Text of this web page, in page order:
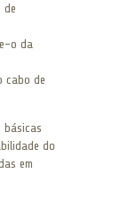
de
o da
cabo de
básicas
do
em